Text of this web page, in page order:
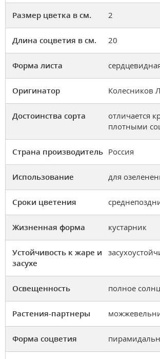
Размер цветка в см. 2
Длина соцветия в см. 20
Форма листа
Оригинатор Колесников
Достоинства сорта
отличается
плотными
Страна производитель Россия
Использование для
Сроки цветения
Жизненная форма кустарник
Устойчивость к жаре и
засухе
Освещенность полное
Растения-партнеры
Форма соцветия